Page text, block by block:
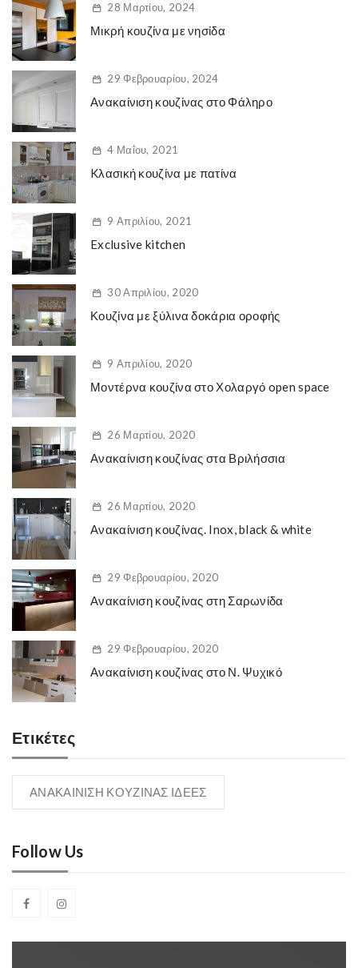
28 Μαρτίου, 2024
Μικρή κουζίνα με νησίδα
29 Φεβρουαρίου, 2024
Ανακαίνιση κουζίνας στο Φάληρο
4 Μαΐου, 2021
Kλασική κουζίνα με πατίνα
9 Απριλίου, 2021
Exclusive kitchen
30 Απριλίου, 2020
Κουζίνα με ξύλινα δοκάρια οροφής
9 Απριλίου, 2020
Μοντέρνα κουζίνα στο Χολαργό open space
26 Μαρτίου, 2020
Ανακαίνιση κουζίνας στα Βριλήσσια
26 Μαρτίου, 2020
Ανακαίνιση κουζίνας. Inox, black & white
29 Φεβρουαρίου, 2020
Ανακαίνιση κουζίνας στη Σαρωνίδα
29 Φεβρουαρίου, 2020
Ανακαίνιση κουζίνας στο Ν. Ψυχικό
Ετικέτες
ΑΝΑΚΑΙΝΙΣΗ ΚΟΥΖΙΝΑΣ ΙΔΕΕΣ
Follow Us